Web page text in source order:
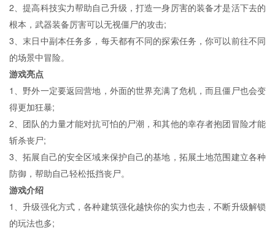
2、提高科技实力帮助自己升级，打造一身厉害的装备才是活下去的
根本，武器装备厉害可以无视僵尸的攻击;
3、末日中副本任务多，每天都有不同的探索任务，你可以前往不同
的场景中冒险。
游戏亮点
1、野外一定要返回营地，外面的世界充满了危机，而且僵尸也会变
得更加狂暴;
2、团队的力量才能对抗可怕的尸潮，和其他的幸存者抱团冒险才能
斩杀丧尸;
3、拓展自己的安全区域来保护自己的基地，拓展土地范围建立各种
防御，帮助自己轻松抵挡丧尸。
游戏介绍
1、升级强化方式，各种建筑强化越快你的实力也去，不断升级解锁
的玩法也多;